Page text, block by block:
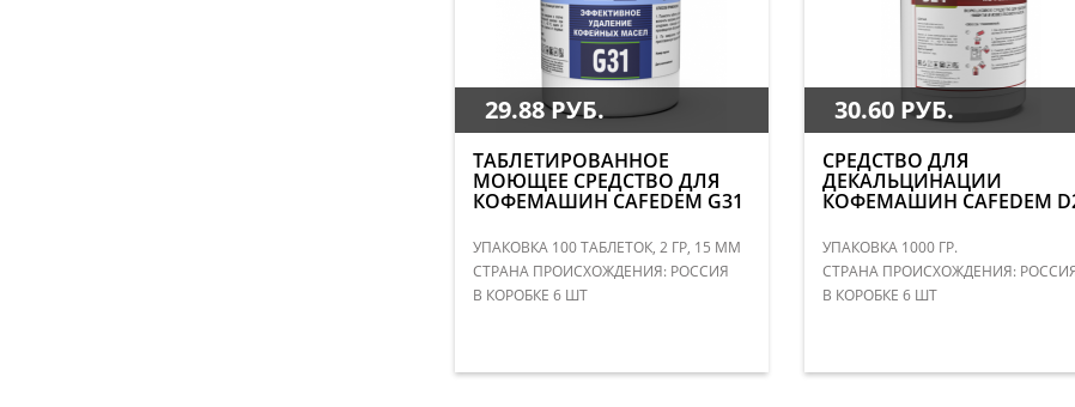
29.88 РУБ.
ТАБЛЕТИРОВАННОЕ
МОЮЩЕЕ СРЕДСТВО ДЛЯ
КОФЕМАШИН CAFEDEM G31
УПАКОВКА 100 ТАБЛЕТОК, 2 ГР, 15 ММ
СТРАНА ПРОИСХОЖДЕНИЯ: РОССИЯ
В КОРОБКЕ 6 ШТ
30.60 РУБ.
СРЕДСТВО ДЛЯ
ДЕКАЛЬЦИНАЦИИ
КОФЕМАШИН CAFEDEM
УПАКОВКА 1000 ГР.
СТРАНА ПРОИСХОЖДЕНИЯ:
В КОРОБКЕ 6 ШТ